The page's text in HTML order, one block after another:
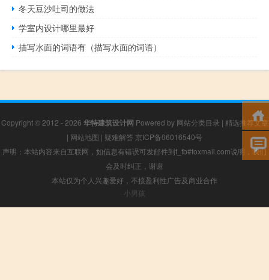
冬天豆沙吐司的做法
学室内设计哪里最好
描写水面的词语有（描写水面的词语）
Copyright © 2012 - 2026 华特建筑设计网 Powered by 网站分类目录 | 精选推荐文章
| 网站地图 | 疑难解答 京ICP备06016540号
声明：本站内容来自互联网，如信息有错误可发邮件到f_fb#foxmail.com说明，我们
会及时纠正，谢谢
本站仅为个人兴趣爱好，不接盈利性广告及商业合作
小男孩